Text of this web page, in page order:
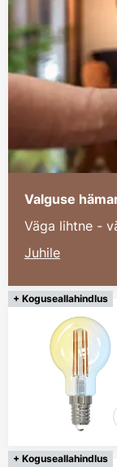
Valguse
Väga lihtne -
Juhile
+ Koguseallahindlus
+ Koguseallahindlus